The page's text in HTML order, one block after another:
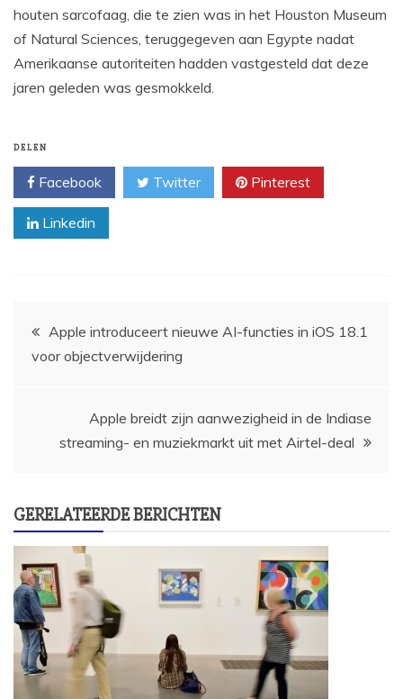
houten sarcofaag, die te zien was in het Houston Museum
of Natural Sciences, teruggegeven aan Egypte nadat
Amerikaanse autoriteiten hadden vastgesteld dat deze
jaren geleden was gesmokkeld.
DELEN
Facebook Twitter Pinterest
Linkedin
Bericht
navigatie
Apple introduceert nieuwe AI-functies in iOS 18.1
voor objectverwijdering
Apple breidt zijn aanwezigheid in de Indiase
streaming- en muziekmarkt uit met Airtel-deal
GERELATEERDE BERICHTEN